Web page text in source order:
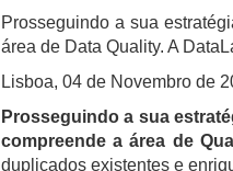
Prosseguindo a sua
área de Data Quality. A
Lisboa, 04 de Novembro de
Prosseguindo a sua
compreende a área de
duplicados existentes e